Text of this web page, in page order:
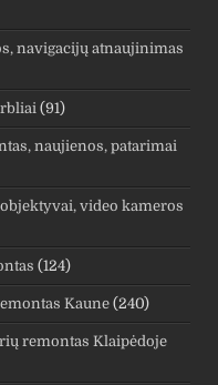
navigacijų atnaujinimas
(91)
naujienos, patarimai
video kameros
(124)
Kaune (240)
remontas Klaipėdoje